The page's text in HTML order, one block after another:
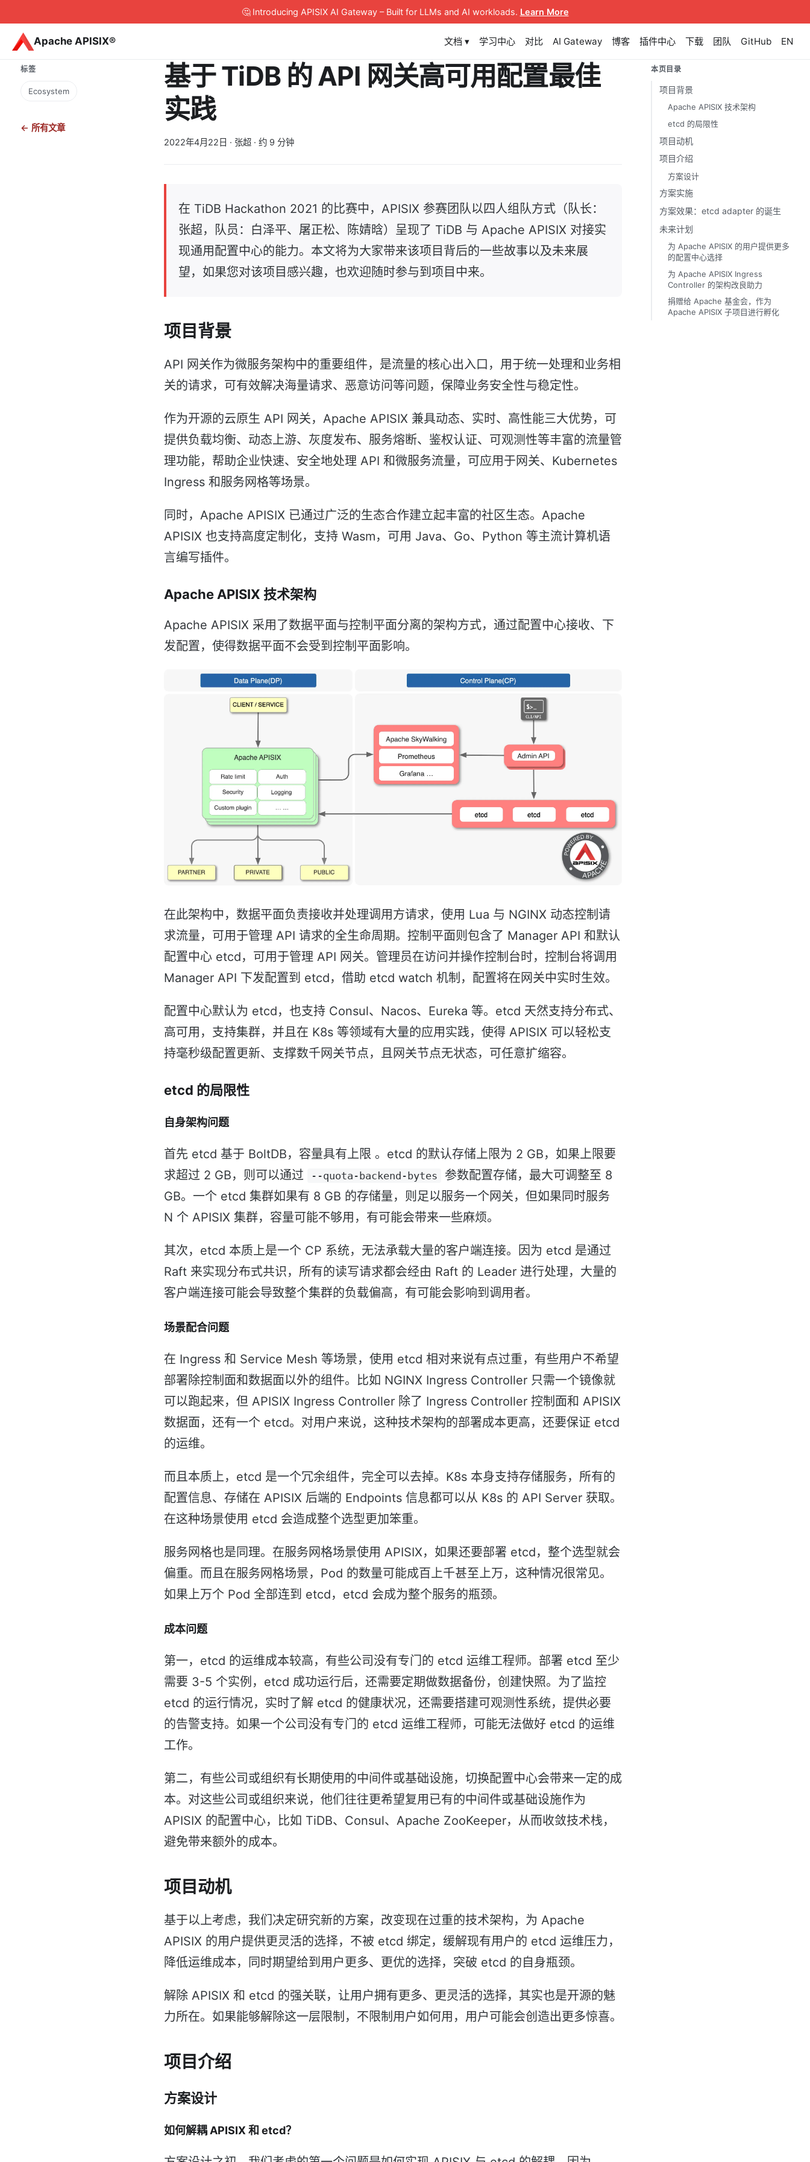
🤔 Introducing APISIX AI Gateway– Built for LLMs and AI workloads. Learn More
Apache APISIX® 文档 ▾ 学习中心 对比 AI Gateway 博客 插件中心 下载 团队 GitHub EN
标签
Ecosystem
← 所有文章
基于 TiDB 的 API 网关高可用配置最佳
实践
2022年4月22日 · 张超 · 约 9 分钟
在 TiDB Hackathon 2021 的比赛中，APISIX 参赛团队以四人组队方式（队长：
张超，队员：白泽平、屠正松、陈婧晗）呈现了 TiDB 与 Apache APISIX 对接实
现通用配置中心的能力。本文将为大家带来该项目背后的一些故事以及未来展
望，如果您对该项目感兴趣，也欢迎随时参与到项目中来。
项目背景
API 网关作为微服务架构中的重要组件，是流量的核心出入口，用于统一处理和业务相
关的请求，可有效解决海量请求、恶意访问等问题，保障业务安全性与稳定性。
作为开源的云原生 API 网关，Apache APISIX 兼具动态、实时、高性能三大优势，可
提供负载均衡、动态上游、灰度发布、服务熔断、鉴权认证、可观测性等丰富的流量管
理功能，帮助企业快速、安全地处理 API 和微服务流量，可应用于网关、Kubernetes
Ingress 和服务网格等场景。
同时，Apache APISIX 已通过广泛的生态合作建立起丰富的社区生态。Apache
APISIX 也支持高度定制化，支持 Wasm，可用 Java、Go、Python 等主流计算机语
言编写插件。
Apache APISIX 技术架构
Apache APISIX 采用了数据平面与控制平面分离的架构方式，通过配置中心接收、下
发配置，使得数据平面不会受到控制平面影响。
在此架构中，数据平面负责接收并处理调用方请求，使用 Lua 与 NGINX 动态控制请
求流量，可用于管理 API 请求的全生命周期。控制平面则包含了 Manager API 和默认
配置中心 etcd，可用于管理 API 网关。管理员在访问并操作控制台时，控制台将调用
Manager API 下发配置到 etcd，借助 etcd watch 机制，配置将在网关中实时生效。
配置中心默认为 etcd，也支持 Consul、Nacos、Eureka 等。etcd 天然支持分布式、
高可用，支持集群，并且在 K8s 等领域有大量的应用实践，使得 APISIX 可以轻松支
持毫秒级配置更新、支撑数千网关节点，且网关节点无状态，可任意扩缩容。
etcd 的局限性
自身架构问题
首先 etcd 基于 BoltDB，容量具有上限 。etcd 的默认存储上限为 2 GB，如果上限要
求超过 2 GB，则可以通过
--quota-backend-bytes
参数配置存储，最大可调整至 8
GB。一个 etcd 集群如果有 8 GB 的存储量，则足以服务一个网关，但如果同时服务
N 个 APISIX 集群，容量可能不够用，有可能会带来一些麻烦。
其次，etcd 本质上是一个 CP 系统，无法承载大量的客户端连接。因为 etcd 是通过
Raft 来实现分布式共识，所有的读写请求都会经由 Raft 的 Leader 进行处理，大量的
客户端连接可能会导致整个集群的负载偏高，有可能会影响到调用者。
场景配合问题
在 Ingress 和 Service Mesh 等场景，使用 etcd 相对来说有点过重，有些用户不希望
部署除控制面和数据面以外的组件。比如 NGINX Ingress Controller 只需一个镜像就
可以跑起来，但 APISIX Ingress Controller 除了 Ingress Controller 控制面和 APISIX
数据面，还有一个 etcd。对用户来说，这种技术架构的部署成本更高，还要保证 etcd
的运维。
而且本质上，etcd 是一个冗余组件，完全可以去掉。K8s 本身支持存储服务，所有的
配置信息、存储在 APISIX 后端的 Endpoints 信息都可以从 K8s 的 API Server 获取。
在这种场景使用 etcd 会造成整个选型更加笨重。
服务网格也是同理。在服务网格场景使用 APISIX，如果还要部署 etcd，整个选型就会
偏重。而且在服务网格场景，Pod 的数量可能成百上千甚至上万，这种情况很常见。
如果上万个 Pod 全部连到 etcd，etcd 会成为整个服务的瓶颈。
成本问题
第一，etcd 的运维成本较高，有些公司没有专门的 etcd 运维工程师。部署 etcd 至少
需要 3-5 个实例，etcd 成功运行后，还需要定期做数据备份，创建快照。为了监控
etcd 的运行情况，实时了解 etcd 的健康状况，还需要搭建可观测性系统，提供必要
的告警支持。如果一个公司没有专门的 etcd 运维工程师，可能无法做好 etcd 的运维
工作。
第二，有些公司或组织有长期使用的中间件或基础设施，切换配置中心会带来一定的成
本。对这些公司或组织来说，他们往往更希望复⽤已有的中间件或基础设施作为
APISIX 的配置中⼼，⽐如 TiDB、Consul、Apache ZooKeeper，从而收敛技术栈，
避免带来额外的成本。
项目动机
基于以上考虑，我们决定研究新的方案，改变现在过重的技术架构，为 Apache
APISIX 的用户提供更灵活的选择，不被 etcd 绑定，缓解现有用户的 etcd 运维压力，
降低运维成本，同时期望给到用户更多、更优的选择，突破 etcd 的自身瓶颈。
解除 APISIX 和 etcd 的强关联，让用户拥有更多、更灵活的选择，其实也是开源的魅
力所在。如果能够解除这一层限制，不限制用户如何用，用户可能会创造出更多惊喜。
项目介绍
方案设计
如何解耦 APISIX 和 etcd？
本页目录
项目背景
Apache APISIX 技术架构
etcd 的局限性
项目动机
项目介绍
方案设计
方案实施
方案效果：etcd adapter 的诞生
未来计划
为 Apache APISIX 的⽤户提供更多
的配置中心选择
为 Apache APISIX Ingress
Controller 的架构改良助力
捐赠给 Apache 基金会，作为
Apache APISIX 子项目进行孵化